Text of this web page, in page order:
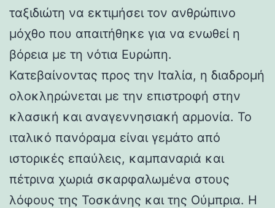
ταξιδιώτη να εκτιμήσει τον ανθρώπινο
μόχθο που απαιτήθηκε για να ενωθεί η
βόρεια με τη νότια Ευρώπη.
Κατεβαίνοντας προς την Ιταλία, η διαδρομή
ολοκληρώνεται με την επιστροφή στην
κλασική και αναγεννησιακή αρμονία. Το
ιταλικό πανόραμα είναι γεμάτο από
ιστορικές επαύλεις, καμπαναριά και
πέτρινα χωριά σκαρφαλωμένα στους
λόφους της Τοσκάνης και της Ούμπρια. Η